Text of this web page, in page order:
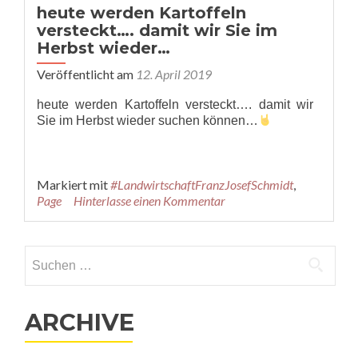
heute werden Kartoffeln
versteckt…. damit wir Sie im
Herbst wieder…
Veröffentlicht am 12. April 2019
heute werden Kartoffeln versteckt…. damit wir
Sie im Herbst wieder suchen können…
Markiert mit#LandwirtschaftFranzJosefSchmidt,
Page
Hinterlasse einen Kommentar
ARCHIVE